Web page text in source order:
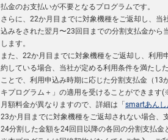
払金のお支払いが不要となるプログラムです。
さらに、22か月目までに対象機種をご返却し、当
込みをされた翌月〜23回目までの分割支払金から
します。
また、22か月目までに対象機種をご返却し、利
約している場合、当社が定める利用条件を満たし
ことで、利用申込み時期に応じた分割支払金（
キプログラム＋」の適用を受けることができま
月額料金が異なりますので、詳細は「 smartあん
23か月目までに対象機種をご返却されない場合
24分割した金額を24回目以降の各回の分割支払金